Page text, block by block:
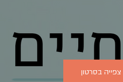
צפייה בסרטון